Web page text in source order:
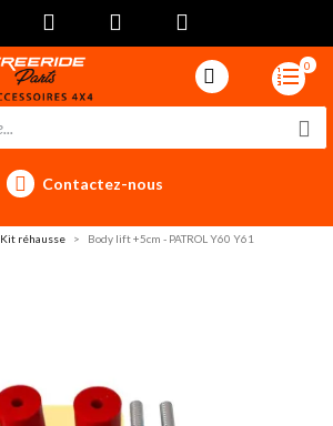
0
Contactez-nous
Kit réhausse Body lift +5cm - PATROL Y60 Y61